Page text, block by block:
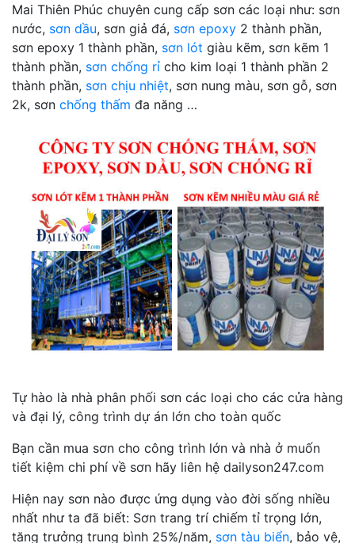
Mai Thiên Phúc chuyên cung cấp sơn các loại như: sơn
nước, sơn dầu, sơn giả đá, sơn epoxy 2 thành phần,
sơn epoxy 1 thành phần, sơn lót giàu kẽm, sơn kẽm 1
thành phần, sơn chống rỉ cho kim loại 1 thành phần 2
thành phần, sơn chịu nhiệt, sơn nung màu, sơn gỗ, sơn
2k, sơn chống thấm đa năng …
Tự hào là nhà phân phối sơn các loại cho các cửa hàng
và đại lý, công trình dự án lớn cho toàn quốc
Bạn cần mua sơn cho công trình lớn và nhà ở muốn
tiết kiệm chi phí về sơn hãy liên hệ dailyson247.com
Hiện nay sơn nào được ứng dụng vào đời sống nhiều
nhất như ta đã biết: Sơn trang trí chiếm tỉ trọng lớn,
tăng trưởng trung bình 25%/năm, sơn tàu biển, bảo vệ,